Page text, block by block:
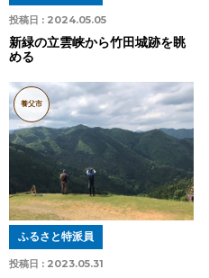
投稿日 : 2024.05.05
新緑の立雲峡から竹田城跡を眺
める
養父市
投稿日 : 2023.05.31
ふるさと特派員